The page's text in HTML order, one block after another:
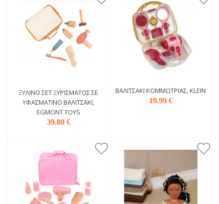
ΞΎΛΙΝΟ ΣΕΤ ΞΥΡΊΣΜΑΤΟΣ ΣΕ
ΥΦΑΣΜΆΤΙΝΟ ΒΑΛΙΤΣΆΚΙ,
EGMONT TOYS
39.80 €
ΒΑΛΙΤΣΆΚΙ ΚΟΜΜΏΤΡΙΑΣ, KLEIN
19.99 €